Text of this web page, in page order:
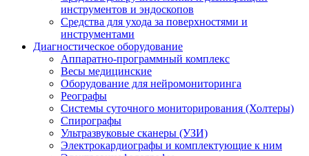
инструментов и эндоскопов
Средства для ухода за поверхностями и
инструментами
Диагностическое оборудование
Аппаратно-программный комплекс
Весы медицинские
Оборудование для нейромониторинга
Реографы
Системы суточного мониторирования (Холтеры)
Спирографы
Ультразвуковые сканеры (УЗИ)
Электрокардиографы и комплектующие к ним